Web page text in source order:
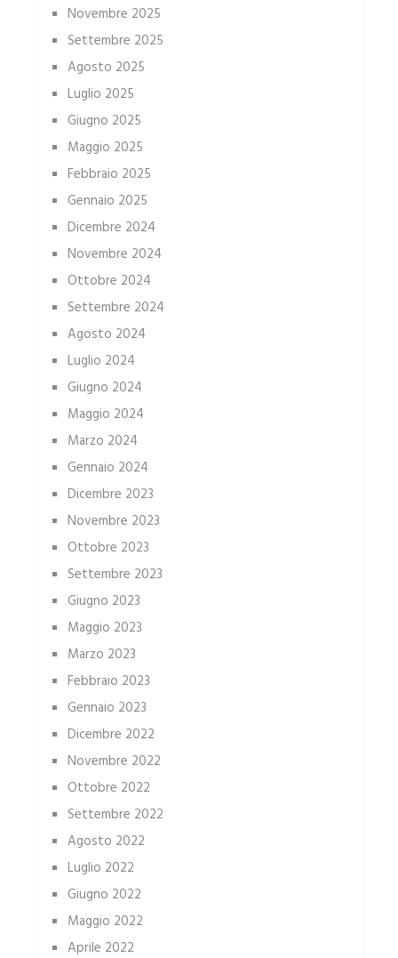
Novembre 2025
Settembre 2025
Agosto 2025
Luglio 2025
Giugno 2025
Maggio 2025
Febbraio 2025
Gennaio 2025
Dicembre 2024
Novembre 2024
Ottobre 2024
Settembre 2024
Agosto 2024
Luglio 2024
Giugno 2024
Maggio 2024
Marzo 2024
Gennaio 2024
Dicembre 2023
Novembre 2023
Ottobre 2023
Settembre 2023
Giugno 2023
Maggio 2023
Marzo 2023
Febbraio 2023
Gennaio 2023
Dicembre 2022
Novembre 2022
Ottobre 2022
Settembre 2022
Agosto 2022
Luglio 2022
Giugno 2022
Maggio 2022
Aprile 2022